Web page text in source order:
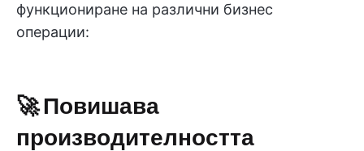
функциониране на различни бизнес
операции:
🚀 Повишава
производителността